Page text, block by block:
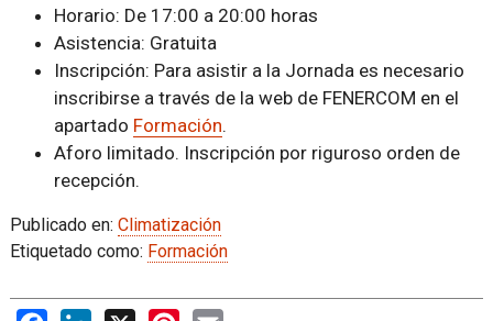
Horario: De 17:00 a 20:00 horas
Asistencia: Gratuita
Inscripción: Para asistir a la Jornada es necesario
inscribirse a través de la web de FENERCOM en el
apartado Formación.
Aforo limitado. Inscripción por riguroso orden de
recepción.
Publicado en: Climatización
Etiquetado como: Formación